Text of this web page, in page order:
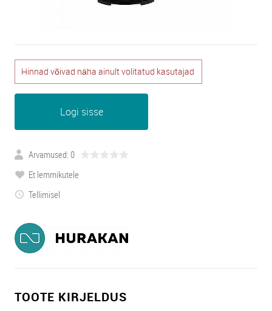
Hinnad võivad näha ainult volitatud kasutajad
Logi sisse
Arvamused: 0
Et lemmikutele
Tellimisel
TOOTE KIRJELDUS